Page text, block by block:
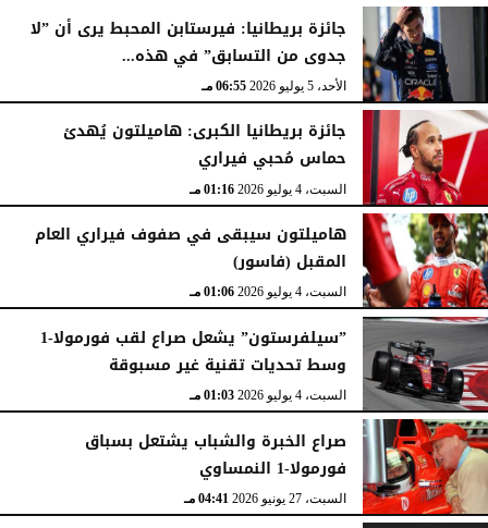
الثلاثاء، 7 يوليو 2026 05:39 مـ
جائزة بريطانيا: فيرستابن المحبط يرى أن ”لا
جدوى من التسابق” في هذه...
الأحد، 5 يوليو 2026 06:55 مـ
جائزة بريطانيا الكبرى: هاميلتون يُهدئ
حماس مُحبي فيراري
السبت، 4 يوليو 2026 01:16 مـ
هاميلتون سيبقى في صفوف فيراري العام
المقبل (فاسور)
السبت، 4 يوليو 2026 01:06 مـ
”سيلفرستون” يشعل صراع لقب فورمولا-1
وسط تحديات تقنية غير مسبوقة
السبت، 4 يوليو 2026 01:03 مـ
صراع الخبرة والشباب يشتعل بسباق
فورمولا-1 النمساوي
السبت، 27 يونيو 2026 04:41 مـ